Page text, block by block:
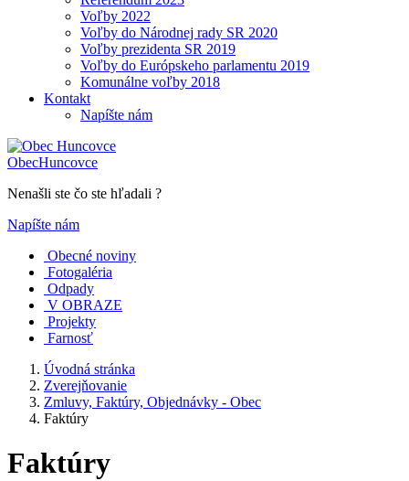
Voľby 2022
Voľby do Národnej rady SR 2020
Voľby prezidenta SR 2019
Voľby do Európskeho parlamentu 2019
Komunálne voľby 2018
Kontakt
Napíšte nám
ObecHuncovce
Nenašli ste čo ste hľadali ?
Napíšte nám
Obecné noviny
Fotogaléria
Odpady
V OBRAZE
Projekty
Farnosť
Úvodná stránka
Zverejňovanie
Zmluvy, Faktúry, Objednávky - Obec
Faktúry
Faktúry